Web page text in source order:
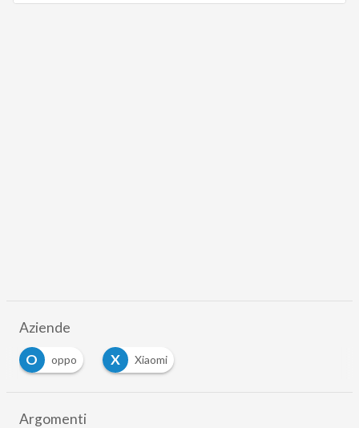
Aziende
O
oppo X Xiaomi
Argomenti